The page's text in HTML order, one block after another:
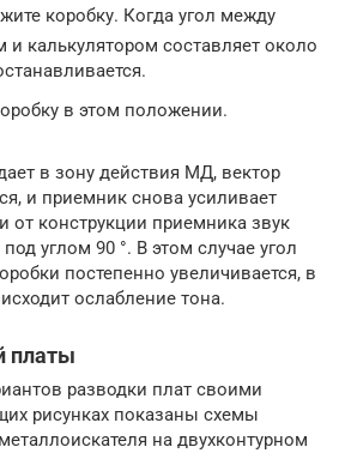
коробку. Когда угол между
и калькулятором составляет около
в этом положении.
в зону действия МД, вектор
и приемник снова усиливает
от конструкции приемника звук
углом 90 °. В этом случае угол
постепенно увеличивается, в
ослабление тона.
платы
разводки плат своими
рисунках показаны схемы
на двухконтурном